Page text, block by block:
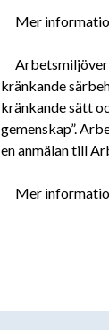
Mer
kränkande
kränkande sätt
gemenskap”.
en anmälan till
Mer